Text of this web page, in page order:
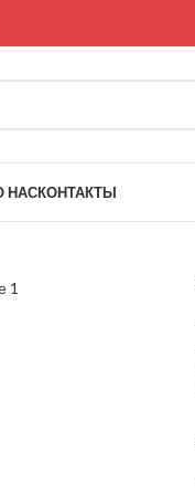
НАСКОНТАКТЫ